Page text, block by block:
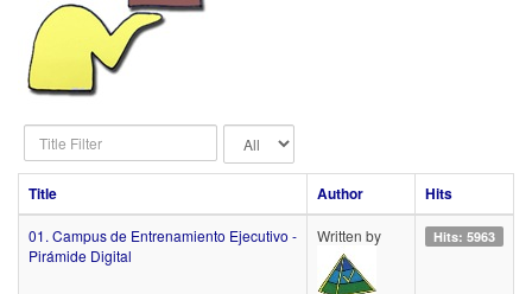
Title
Filter
Display
Title
Author Hits
01. Campus de Entrenamiento Ejecutivo -
Pirámide Digital
Written by Hits: 5963